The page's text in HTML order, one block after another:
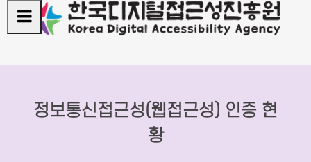
정보통신접근성(웹접근성) 인증 현
황